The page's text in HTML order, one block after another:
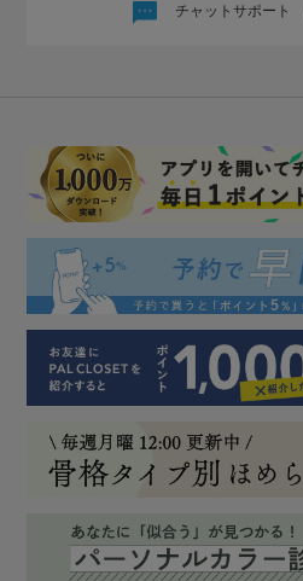
チャットサポート